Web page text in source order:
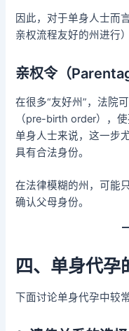
因此，对于单身人士而
亲权流程友好的州进行
亲权令（
在很多“友好州”，法院
（pre-birth order），
单身人士来说，这一步
具有合法身份。
在法律模糊的州，可能
确认父母身份。
四、单身代
下面讨论单身代孕中较